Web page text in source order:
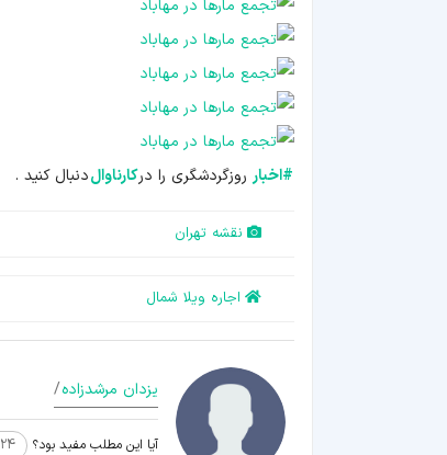
#اخبار روزگردشگری را درکارناوالدنبال کنید .
نقشه تهران
اجاره ویلا شمال
یزدان مرشدزاده/
آیا این مطلب مفید بود؟ 24